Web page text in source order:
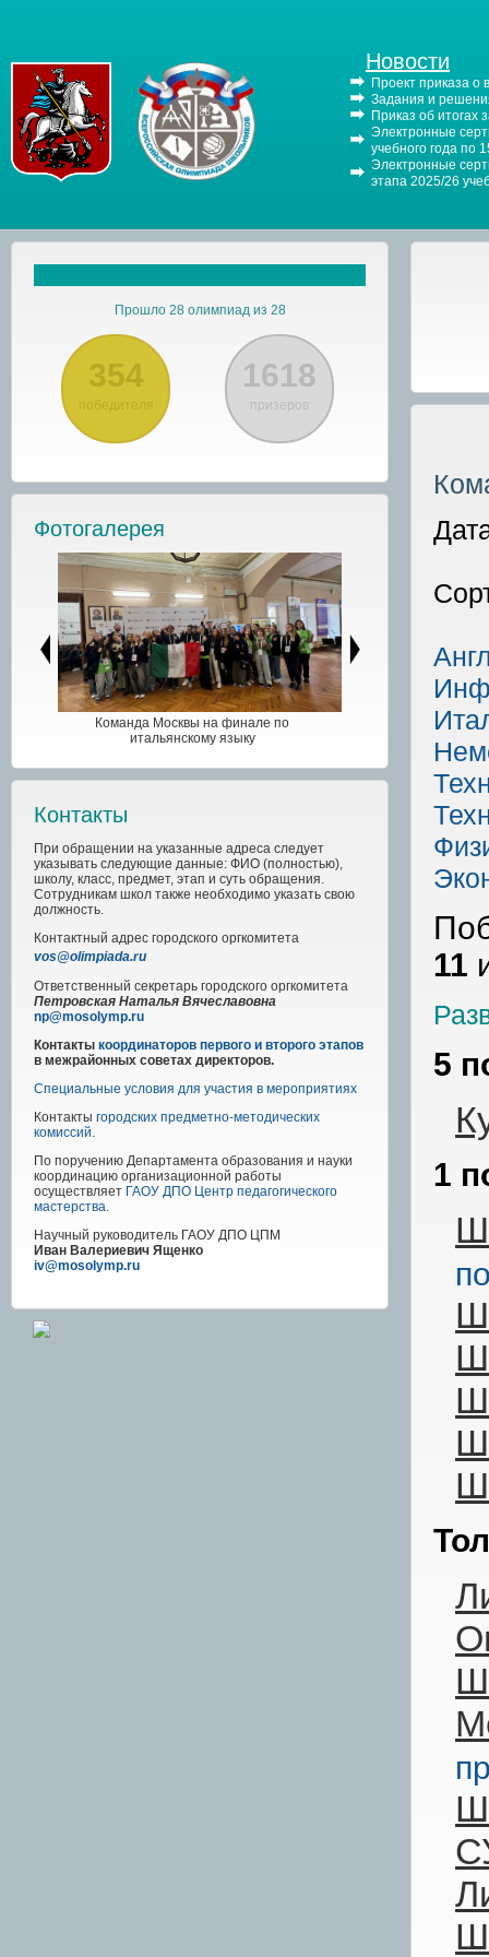
Новости
Проект приказа о
Задания и
Приказ об итогах
Электронные
учебного года по
Электронные
этапа 2025/26
Прошло 28 олимпиад из 28
354
победителя
1618
призеров
Фотогалерея
Команда Москвы на финале по
итальянскому языку
Контакты
При обращении на указанные адреса следует
указывать следующие данные: ФИО (полностью),
школу, класс, предмет, этап и суть обращения.
Сотрудникам школ также необходимо указать свою
должность.
Контактный адрес городского оргкомитета
vos@olimpiada.ru
Ответственный секретарь городского оргкомитета
Петровская Наталья Вячеславовна
np@mosolymp.ru
Контакты координаторов первого и второго этапов
в межрайонных советах директоров.
Специальные условия для участия в мероприятиях
Контакты городских предметно-методических
комиссий.
По поручению Департамента образования и науки
координацию организационной работы
осуществляет ГАОУ ДПО Центр педагогического
мастерства.
Научный руководитель ГАОУ ДПО ЦПМ
Иван Валериевич Ященко
iv@mosolymp.ru
11
5
1